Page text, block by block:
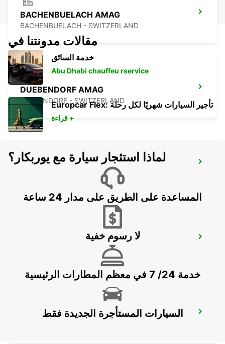
BACHENBUELACH AMAG
BACHENBUELACH - SWITZERLAND
DUEBENDORF AMAG
DUEBENDORF - SWITZERLAND
ZURICH MAIN STATION
ZURICH - SWITZERLAND
ZURICH ZENTRUM ETH ONLY ETH
ZURICH ALTSTETTEN
مقالات مدونتنا في
خدمة السائق
Abu Dhabi chauffeu rservice
Europcar Flex: تأجير السيارات شهريًا لكل رحلة
قراءة +
لماذا استئجار سيارة مع يوربكار؟
المساعدة على الطريق على مدار 24 ساعة
لا رسوم خفية
خدمة 24/ 7 في معظم المطارات الرئيسية
السيارات المستأجرة الجديدة فقط